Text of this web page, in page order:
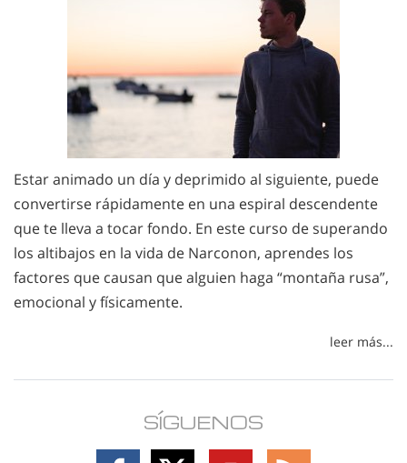
Estar animado un día y deprimido al siguiente, puede
convertirse rápidamente en una espiral descendente
que te lleva a tocar fondo. En este curso de superando
los altibajos en la vida de Narconon, aprendes los
factores que causan que alguien haga “montaña rusa”,
emocional y físicamente.
leer más...
SÍGUENOS